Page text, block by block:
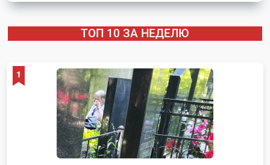
ТОП 10 ЗА НЕДЕЛЮ